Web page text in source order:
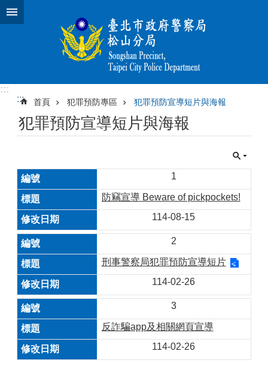
跳到主要內容區塊
:::
:::
首頁 犯罪預防專區 犯罪預防宣導短片與海報
犯罪預防宣導短片與海報
1
防竊宣導 Beware of pickpockets!
114-08-15
2
刑事警察局犯罪預防宣導短片
114-02-26
3
反詐騙app及相關網頁宣導
114-02-26